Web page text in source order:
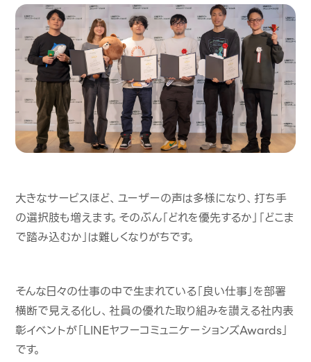
大きなサービスほど、ユーザーの声は多様になり、打ち手
の選択肢も増えます。そのぶん「どれを優先するか」「どこま
で踏み込むか」は難しくなりがちです。
そんな日々の仕事の中で生まれている「良い仕事」を部署
横断で見える化し、社員の優れた取り組みを讃える社内表
彰イベントが「LINEヤフーコミュニケーションズAwards」
です。